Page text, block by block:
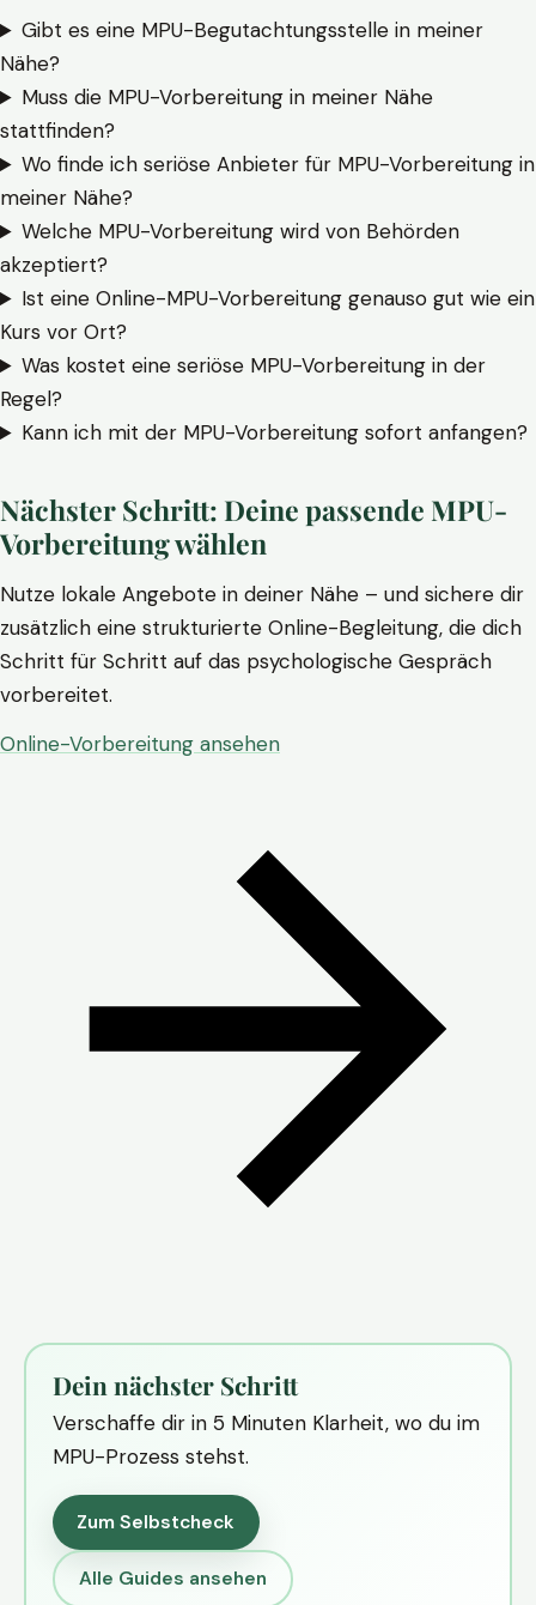
Gibt es eine MPU-Begutachtungsstelle in meiner
Nähe?
Muss die MPU-Vorbereitung in meiner Nähe
stattfinden?
Wo finde ich seriöse Anbieter für MPU-Vorbereitung in
meiner Nähe?
Welche MPU-Vorbereitung wird von Behörden
akzeptiert?
Ist eine Online-MPU-Vorbereitung genauso gut wie ein
Kurs vor Ort?
Was kostet eine seriöse MPU-Vorbereitung in der
Regel?
Kann ich mit der MPU-Vorbereitung sofort anfangen?
Nächster Schritt: Deine passende MPU-
Vorbereitung wählen
Nutze lokale Angebote in deiner Nähe – und sichere dir
zusätzlich eine strukturierte Online-Begleitung, die dich
Schritt für Schritt auf das psychologische Gespräch
vorbereitet.
Online-Vorbereitung ansehen
Dein nächster Schritt
Verschaffe dir in 5 Minuten Klarheit, wo du im
MPU-Prozess stehst.
Zum Selbstcheck
Alle Guides ansehen